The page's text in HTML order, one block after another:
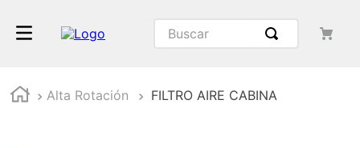
Buscar
Alta Rotación FILTRO AIRE CABINA